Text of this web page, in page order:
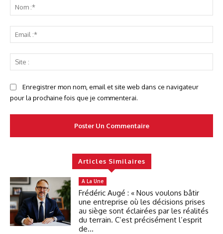
:*
:*
:
Enregistrer mon nom, email et site web dans ce navigateur
pour la prochaine fois que je commenterai.
Articles Similaires
A La Une
Frédéric Augé : « Nous voulons bâtir
une entreprise où les décisions prises
au siège sont éclairées par les réalités
du terrain. C’est précisément l’esprit
de...